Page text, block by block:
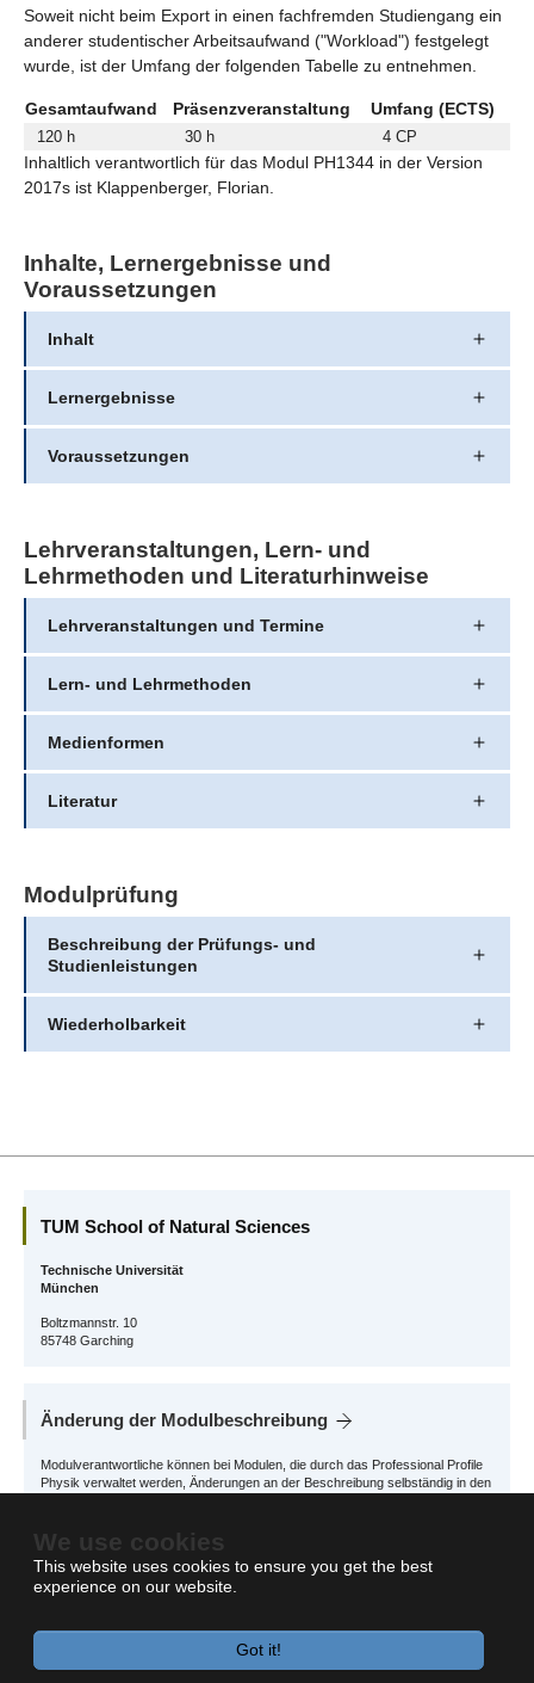
We use cookies
This website uses cookies to ensure you get the best
experience on our website.
Got it!
Soweit nicht beim Export in einen fachfremden Studiengang ein
anderer studentischer Arbeitsaufwand ("Workload") festgelegt
wurde, ist der Umfang der folgenden Tabelle zu entnehmen.
Gesamtaufwand Präsenzveranstaltung Umfang (ECTS)
120 h 30 h 4 CP
Inhaltlich verantwortlich für das Modul PH1344 in der Version
2017s ist Klappenberger, Florian.
Inhalte, Lernergebnisse und
Voraussetzungen
Inhalt
Lernergebnisse
Voraussetzungen
Lehrveranstaltungen, Lern- und
Lehrmethoden und Literaturhinweise
Lehrveranstaltungen und Termine
Lern- und Lehrmethoden
Medienformen
Literatur
Modulprüfung
Beschreibung der Prüfungs- und
Studienleistungen
Wiederholbarkeit
TUM School of Natural Sciences
Technische Universität
München
Boltzmannstr. 10
85748 Garching
Änderung der Modulbeschreibung
Modulverantwortliche können bei Modulen, die durch das Professional Profile
Physik verwaltet werden, Änderungen an der Beschreibung selbständig in den
Für andere Module wenden Sie sich bitte an das zuständige School Office